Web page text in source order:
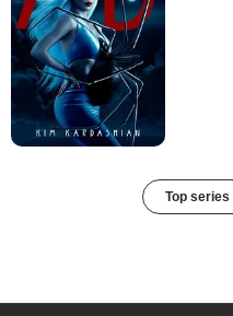
Top